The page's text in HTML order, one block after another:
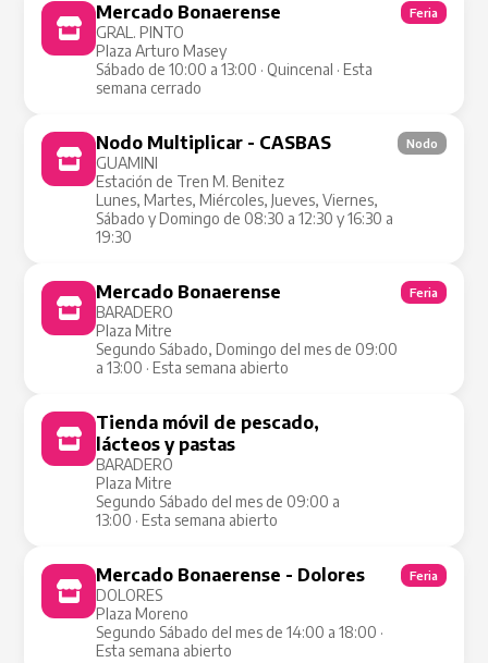
Mercado Bonaerense
GRAL. PINTO
Plaza Arturo Masey
Sábado de 10:00 a 13:00 · Quincenal · Esta
semana cerrado
Feria
Nodo Multiplicar - CASBAS
GUAMINI
Estación de Tren M. Benitez
Lunes, Martes, Miércoles, Jueves, Viernes,
Sábado y Domingo de 08:30 a 12:30 y 16:30 a
19:30
Nodo
Mercado Bonaerense
BARADERO
Plaza Mitre
Segundo Sábado, Domingo del mes de 09:00
a 13:00 · Esta semana abierto
Feria
Tienda móvil de pescado,
lácteos y pastas
BARADERO
Plaza Mitre
Segundo Sábado del mes de 09:00 a
13:00 · Esta semana abierto
Mercado Bonaerense - Dolores
DOLORES
Plaza Moreno
Segundo Sábado del mes de 14:00 a 18:00 ·
Esta semana abierto
Feria